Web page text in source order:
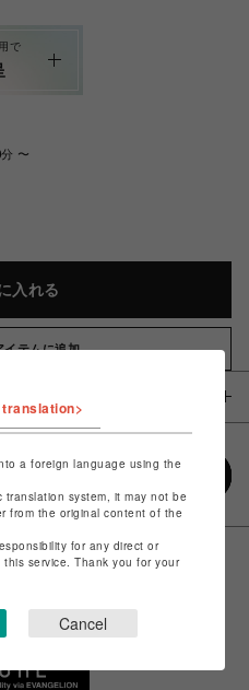
で
〜
入れる
イテムに追加
a foreign language using the
system, it may not be
from the original content of the
for any direct or
service. Thank you for your
Cancel